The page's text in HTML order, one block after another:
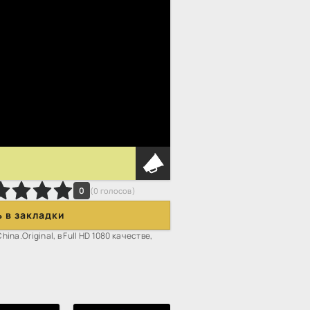
0 (0 голосов)
в закладки
в Full HD 1080 качестве,